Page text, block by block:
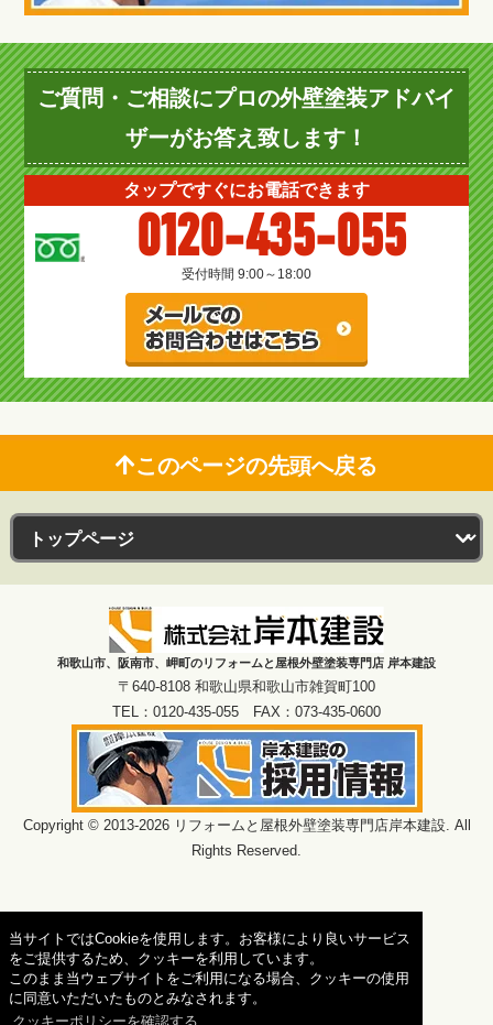
当サイトではCookieを使用します。お客様により良いサービス
をご提供するため、クッキーを利用しています。
このまま当ウェブサイトをご利用になる場合、クッキーの使用
に同意いただいたものとみなされます。
クッキーポリシーを確認する
ご質問・ご相談にプロの外壁塗装アドバイ
ザーがお答え致します！
タップですぐにお電話できます
0120-435-055
受付時間 9:00～18:00
このページの先頭へ戻る
和歌山市、阪南市、岬町のリフォームと屋根外壁塗装専門店 岸本建設
〒640-8108 和歌山県和歌山市雑賀町100
TEL：0120-435-055 FAX：073-435-0600
Copyright © 2013-2026 リフォームと屋根外壁塗装専門店岸本建設. All
Rights Reserved.